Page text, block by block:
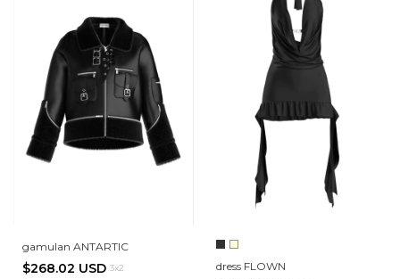
gamulan ANTARTIC
$268.02 USD 3x2 dress FLOWN